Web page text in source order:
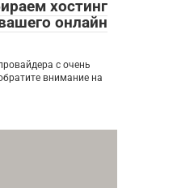
хостинг
онлайн
с очень
внимание на